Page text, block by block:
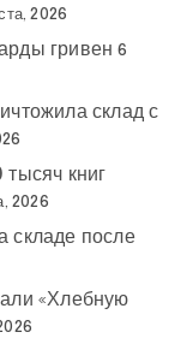
2026
гривен 6
склад с
книг
2026
складе после
«Хлебную